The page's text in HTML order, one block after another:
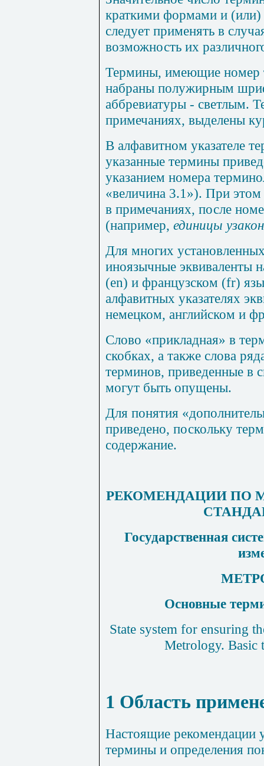
краткими формами и (или)
следует применять в
возможность их
Термины, имеющие номер
набраны полужирным
аббревиатуры - светлым.
примечаниях, выделены
В алфавитном указателе
указанные термины
указанием номера
«величина 3.1»). При
в примечаниях, после
(например, единицы
Для многих
иноязычные эквиваленты
(en) и французском (fr)
алфавитных указателях
немецком, английском и
Слово «прикладная» в
скобках, а также слова
терминов, приведенные в
могут быть опущены.
Для понятия
приведено, поскольку
содержание.
РЕКОМЕНДАЦИИ ПО
Государственная
Основные
State system for ensuring
Metrology. Basic
1 Область
Настоящие рекомендации
термины и определения